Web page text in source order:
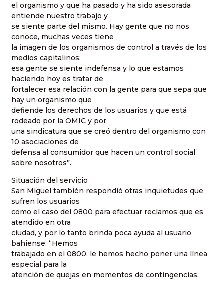
el organismo y que ha pasado y ha sido asesorada
entiende nuestro trabajo y
se siente parte del mismo. Hay gente que no nos
conoce, muchas veces tiene
la imagen de los organismos de control a través de los
medios capitalinos:
esa gente se siente indefensa y lo que estamos
haciendo hoy es tratar de
fortalecer esa relación con la gente para que sepa que
hay un organismo que
defiende los derechos de los usuarios y que está
rodeado por la OMIC y por
una sindicatura que se creó dentro del organismo con
10 asociaciones de
defensa al consumidor que hacen un control social
sobre nosotros”.
Situación del servicio
San Miguel también respondió otras inquietudes que
sufren los usuarios
como el caso del 0800 para efectuar reclamos que es
atendido en otra
ciudad, y por lo tanto brinda poca ayuda al usuario
bahiense: “Hemos
trabajado en el 0800, le hemos hecho poner una línea
especial para la
atención de quejas en momentos de contingencias,